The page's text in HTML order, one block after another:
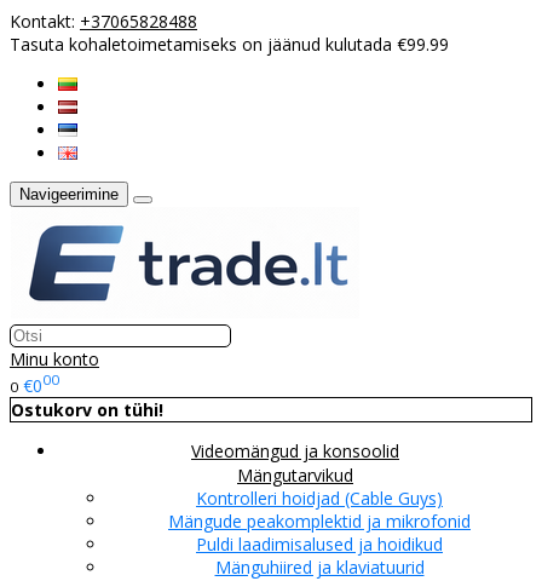
Kontakt: +37065828488
Tasuta kohaletoimetamiseks on jäänud kulutada €99.99
Navigeerimine
Minu konto
0 €000
Ostukorv on tühi!
Videomängud ja konsoolid
Mängutarvikud
Kontrolleri hoidjad (Cable Guys)
Mängude peakomplektid ja mikrofonid
Puldi laadimisalused ja hoidikud
Mänguhiired ja klaviatuurid